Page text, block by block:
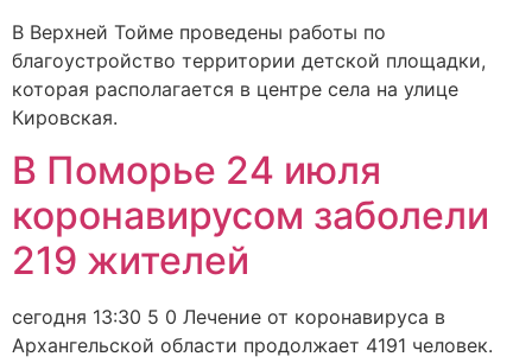
В Верхней Тойме проведены работы по
благоустройство территории детской площадки,
которая располагается в центре села на улице
Кировская.
В Поморье 24 июля
коронавирусом заболели
219 жителей
сегодня 13:30 5 0 Лечение от коронавируса в
Архангельской области продолжает 4191 человек.